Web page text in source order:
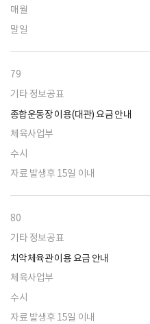
매월
말일
79
기타 정보공표
종합운동장 이용(대관) 요금 안내
체육사업부
수시
자료 발생후 15일 이내
80
기타 정보공표
치악체육관 이용 요금 안내
체육사업부
수시
자료 발생후 15일 이내